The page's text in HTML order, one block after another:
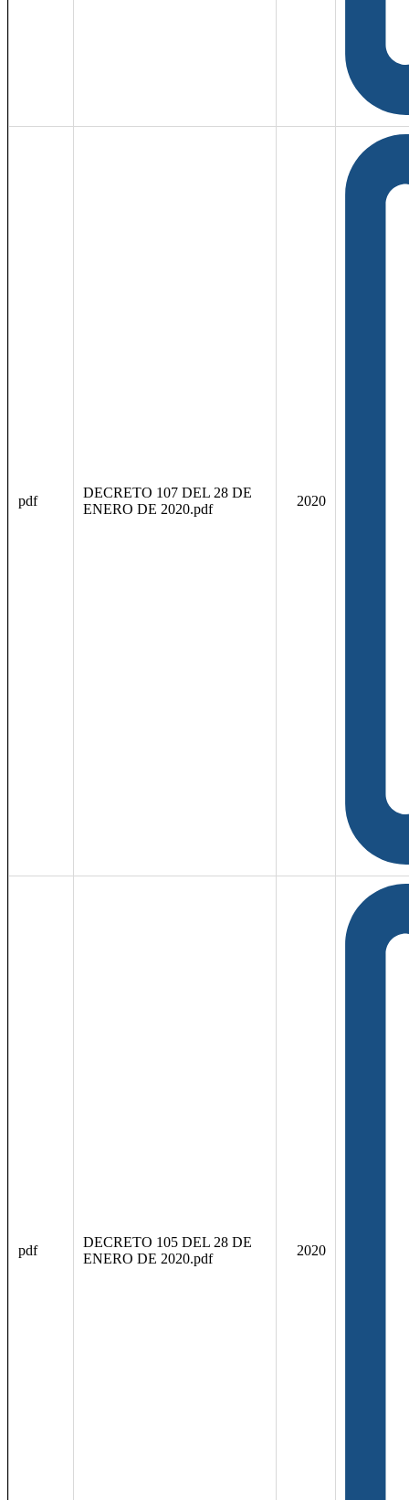
pdf
DECRETO 107 DEL 28 DE
ENERO DE 2020.pdf
2020
pdf
DECRETO 105 DEL 28 DE
ENERO DE 2020.pdf
2020